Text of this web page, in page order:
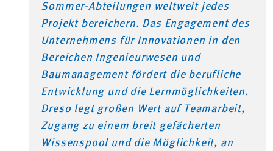
Sommer-Abteilungen weltweit jedes
Projekt bereichern. Das Engagement des
Unternehmens für Innovationen in den
Bereichen Ingenieurwesen und
Baumanagement fördert die berufliche
Entwicklung und die Lernmöglichkeiten.
Dreso legt großen Wert auf Teamarbeit,
Zugang zu einem breit gefächerten
Wissenspool und die Möglichkeit, an